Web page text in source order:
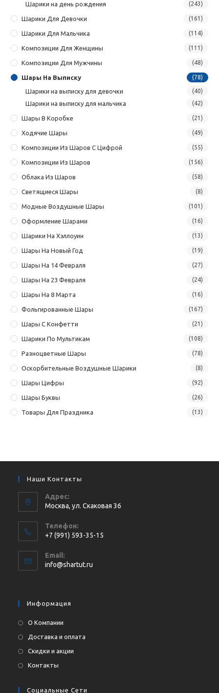
Шарики на день рождения (243)
Шарики Для Девочки (161)
Шарики Для Мальчика (114)
Композиции Для Женщины (111)
Композиции Для Мужчины (48)
Шары На Выписку (78)
Шарики на выписку для девочки (40)
Шарики на выписку для мальчика (42)
Шары В Коробке (21)
Ходячие Шары (49)
Композиции Из Шаров С Цифрой (55)
Композиции Из Шаров (156)
Облака Из Шаров (58)
Светящиеся Шары (8)
Модные Воздушные Шары (101)
Оформление Шарами (16)
Шарики На Хэллоуин (13)
Шары На Новый Год (19)
Шары На 14 Февраля (27)
Шары На 23 Февраля (24)
Шары На 8 Марта (16)
Фольгированные Шары (167)
Шары С Конфетти (21)
Шарики По Мультикам (108)
Разноцветные Шары (78)
Оскорбительные Воздушные Шарики (8)
Шары Цифры (92)
Шары Буквы (26)
Товары Для Праздника (13)
Наши Контакты
Адрес:
Москва, ул. Cкаковая 36
Телефон:
+7 (991) 593-35-15
в
вашем
Email:
info@shartut.ru
Информация
О Компании
Доставка и оплата
Скидки и акции
Контакты
Социальные Сети